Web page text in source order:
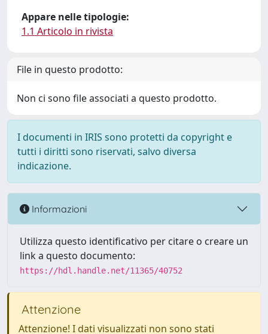
Appare nelle tipologie:
1.1 Articolo in rivista
File in questo prodotto:
Non ci sono file associati a questo prodotto.
I documenti in IRIS sono protetti da copyright e
tutti i diritti sono riservati, salvo diversa
indicazione.
Informazioni
Utilizza questo identificativo per citare o creare un
link a questo documento:
https://hdl.handle.net/11365/40752
Attenzione
Attenzione! I dati visualizzati non sono stati